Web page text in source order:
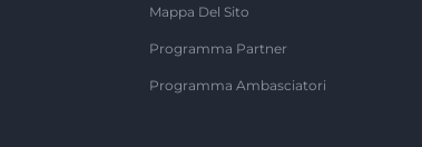
Mappa Del Sito
Programma Partner
Programma Ambasciatori